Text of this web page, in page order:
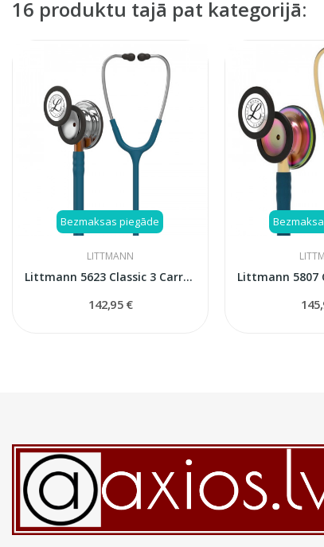
16 produktu tajā pat kategorijā:
Bezmaksas piegāde
LITTMANN
Littmann 5623 Classic 3 Carribean blue stetoskops
142,95 €